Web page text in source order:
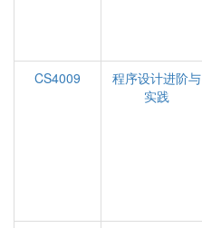
CS4009
程序设计进阶与
实践